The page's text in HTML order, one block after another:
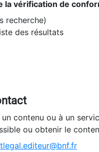
la vérification de
recherche)
des résultats
un contenu ou à un
ou obtenir le